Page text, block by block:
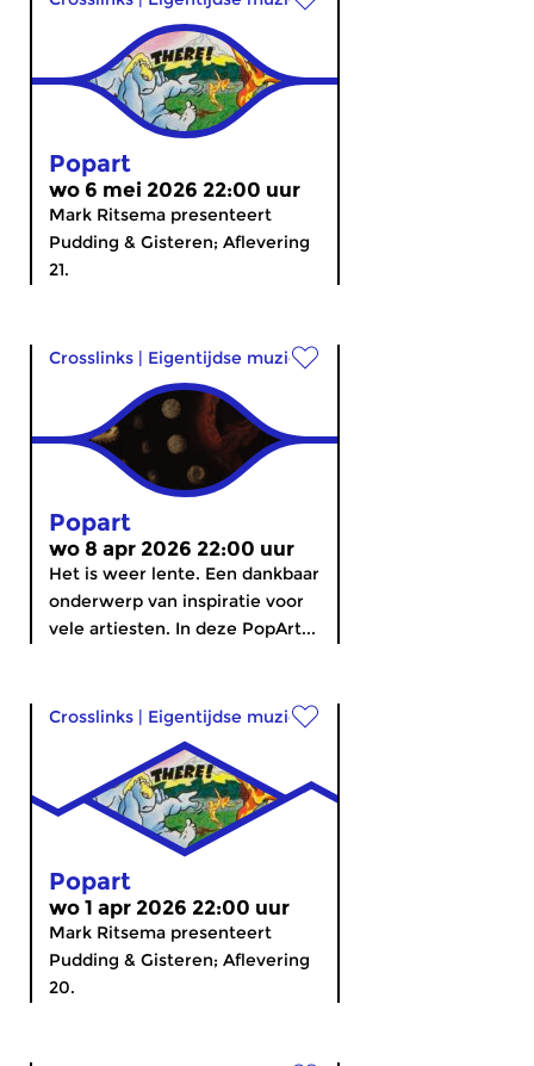
Popart
wo 6 mei 2026 22:00 uur
Mark Ritsema presenteert
Pudding & Gisteren; Aflevering
21.
Crosslinks | Eigentijdse muziek
Popart
wo 8 apr 2026 22:00 uur
Het is weer lente. Een dankbaar
onderwerp van inspiratie voor
vele artiesten. In deze PopArt...
Crosslinks | Eigentijdse muziek
Popart
wo 1 apr 2026 22:00 uur
Mark Ritsema presenteert
Pudding & Gisteren; Aflevering
20.